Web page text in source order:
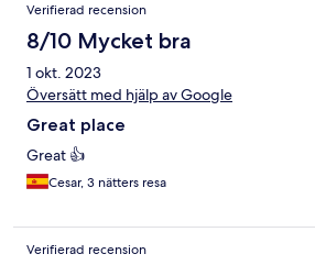
Verifierad recension
8/10 Mycket bra
1 okt. 2023
Översätt med hjälp av Google
Great place
Great 👍
Cesar, 3 nätters resa
Verifierad recension